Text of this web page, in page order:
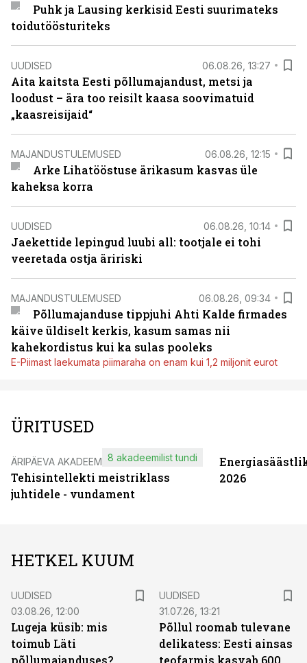
Puhk ja Lausing kerkisid Eesti suurimateks
toidutöösturiteks
UUDISED 06.08.26, 13:27
Aita kaitsta Eesti põllumajandust, metsi ja
loodust – ära too reisilt kaasa soovimatuid
„kaasreisijaid“
MAJANDUSTULEMUSED 06.08.26, 12:15
Arke Lihatööstuse ärikasum kasvas üle
kaheksa korra
UUDISED 06.08.26, 10:14
Jaekettide lepingud luubi all: tootjale ei tohi
veeretada ostja äririski
MAJANDUSTULEMUSED 06.08.26, 09:34
Põllumajanduse tippjuhi Ahti Kalde firmades
käive üldiselt kerkis, kasum samas nii
kahekordistus kui ka sulas pooleks
E-Piimast laekumata piimaraha on enam kui 1,2 miljonit eurot
ÜRITUSED
ÄRIPÄEVA AKADEEMIA
Tehisintellekti meistriklass
juhtidele - vundament
8 akadeemilist tundi
2026
HETKEL KUUM
UUDISED
03.08.26, 12:00
Lugeja küsib: mis
toimub Läti
põllumajanduses?
UUDISED
31.07.26, 13:21
Põllul roomab tulevane
delikatess: Eesti ainsas
teofarmis kasvab 600